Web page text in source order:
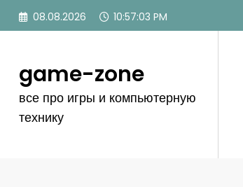
Перейти
08.08.2026 10:57:04 PM
game-zone
все про игры и компьютерную
технику